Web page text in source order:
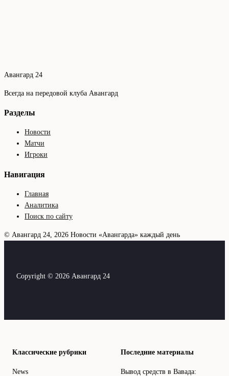
Авангард 24
Всегда на передовой клуба Авангард
Разделы
Новости
Матчи
Игроки
Навигация
Главная
Аналитика
Поиск по сайту
© Авангард 24, 2026 Новости «Авангарда» каждый день
Copyright © 2026 Авангард 24
Классические рубрики
News
Последние материалы
Вывод средств в Вавада: